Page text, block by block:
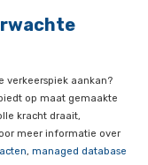
simuleer
reageert op